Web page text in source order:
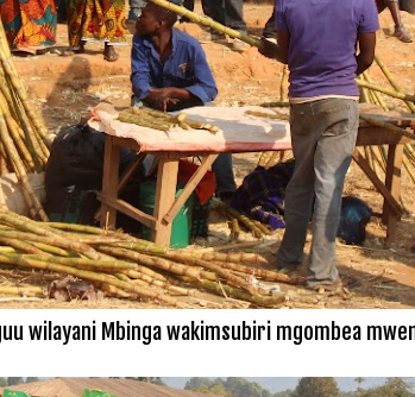
wilayani Mbinga wakimsubiri mgombea